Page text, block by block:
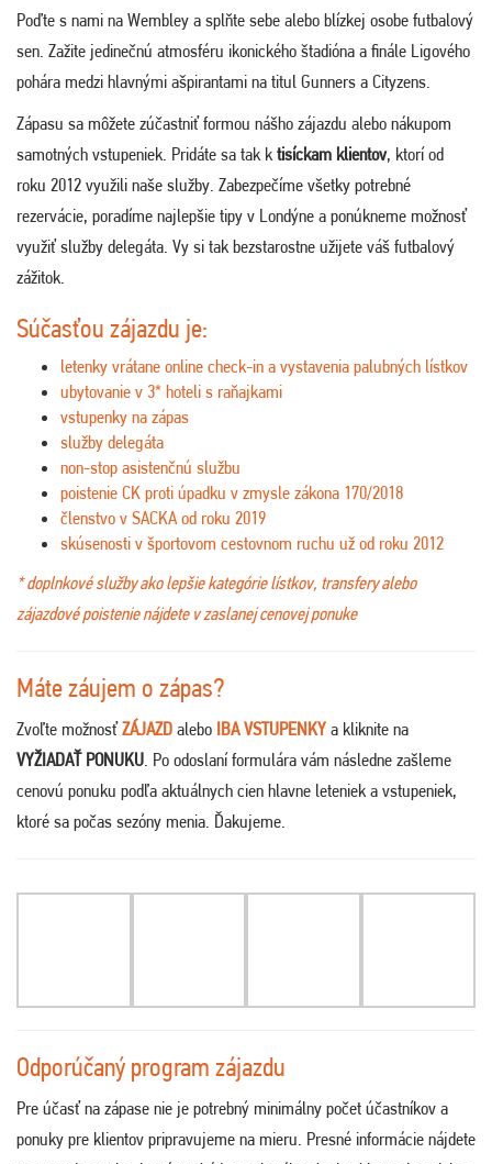
Poďte s nami na Wembley a splňte sebe alebo blízkej osobe futbalový
sen. Zažite jedinečnú atmosféru ikonického štadióna a finále Ligového
pohára medzi hlavnými ašpirantami na titul Gunners a Cityzens.
Zápasu sa môžete zúčastniť formou nášho zájazdu alebo nákupom
samotných vstupeniek. Pridáte sa tak ktisíckam klientov, ktorí od
roku 2012 využili naše služby. Zabezpečíme všetky potrebné
rezervácie, poradíme najlepšie tipy v Londýne a ponúkneme možnosť
využiť služby delegáta. Vy si tak bezstarostne užijete váš futbalový
zážitok.
Súčasťou zájazdu je:
letenky vrátane online check-in a vystavenia palubných lístkov
ubytovanie v 3* hoteli s raňajkami
vstupenky na zápas
služby delegáta
non-stop asistenčnú službu
poistenie CK proti úpadku v zmysle zákona 170/2018
členstvo v SACKA od roku 2019
skúsenosti v športovom cestovnom ruchu už od roku 2012
* doplnkové služby ako lepšie kategórie lístkov, transfery alebo
zájazdové poistenie nájdete v zaslanej cenovej ponuke
Máte záujem o zápas?
Zvoľte možnosťZÁJAZD alebo IBA VSTUPENKY a kliknite na
VYŽIADAŤ PONUKU. Po odoslaní formulára vám následne zašleme
cenovú ponuku podľa aktuálnych cien hlavne leteniek a vstupeniek,
ktoré sa počas sezóny menia. Ďakujeme.
Odporúčaný program zájazdu
Pre účasť na zápase nie je potrebný minimálny počet účastníkov a
ponuky pre klientov pripravujeme na mieru. Presné informácie nájdete